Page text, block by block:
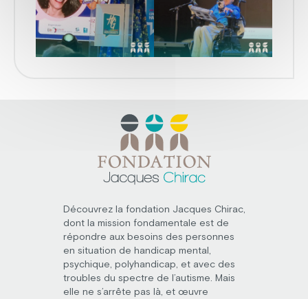
Découvrez la fondation Jacques Chirac,
dont la mission fondamentale est de
répondre aux besoins des personnes
en situation de handicap mental,
psychique, polyhandicap, et avec des
troubles du spectre de l’autisme. Mais
elle ne s’arrête pas là, et œuvre